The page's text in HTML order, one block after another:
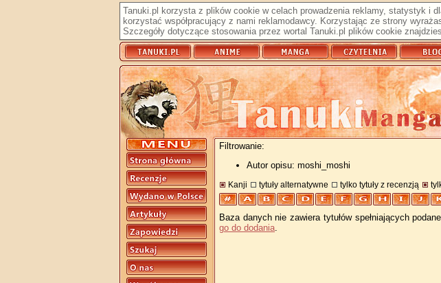
Tanuki.pl korzysta z plików cookie w celach prowadzenia reklamy, statystyk i
korzystać współpracujący z nami reklamodawcy. Korzystając ze strony
Szczegóły dotyczące stosowania przez wortal Tanuki.pl plików cookie
Filtrowanie:
Autor opisu: moshi_moshi
Kanji tytuły alternatywne tylko tytuły z recenzją
Baza danych nie zawiera tytułów spełniających
go do dodania.